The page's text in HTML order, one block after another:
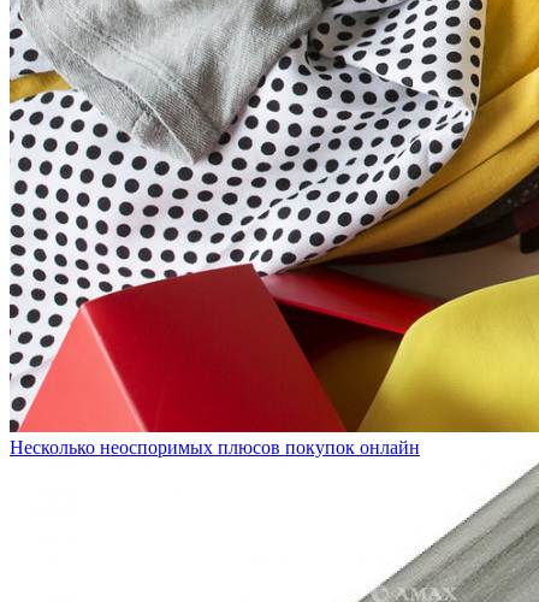
Несколько неоспоримых плюсов покупок онлайн